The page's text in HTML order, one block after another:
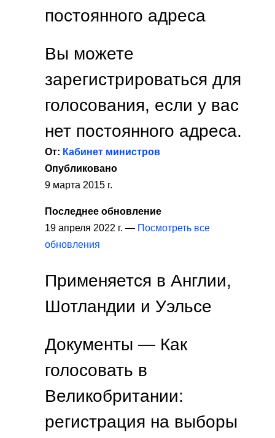
постоянного адреса
Вы можете
зарегистрироваться для
голосования, если у вас
нет постоянного адреса.
От: Кабинет министров
Опубликовано
9 марта 2015 г.
Последнее обновление
19 апреля 2022 г. — Посмотреть все
обновления
Применяется в Англии,
Шотландии и Уэльсе
Документы — Как
голосовать в
Великобритании:
регистрация на выборы